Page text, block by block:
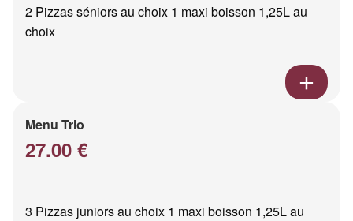
2 Pizzas séniors au choix 1 maxi boisson 1,25L au
choix
Menu Trio
27.00 €
3 Pizzas juniors au choix 1 maxi boisson 1,25L au